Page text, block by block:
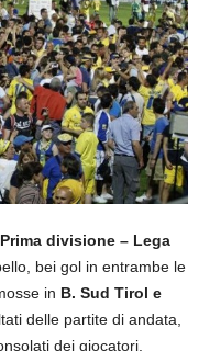
Prima divisione – Lega
bei gol in entrambe le
in B. Sud Tirol e
delle partite di andata,
dei giocatori.